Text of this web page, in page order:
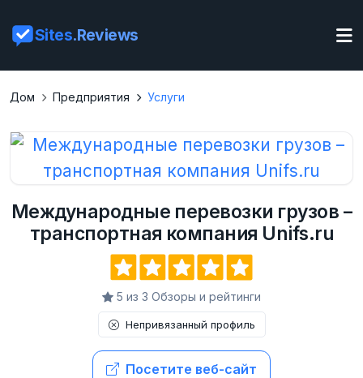
Sites.Reviews
Дом Предприятия Услуги
Международные перевозки грузов –
транспортная компания Unifs.ru
5 из 3 Обзоры и рейтинги
Непривязанный профиль
Посетите веб-сайт